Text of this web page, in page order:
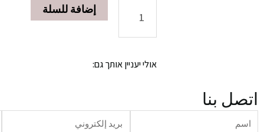
كريم
مل
إضافة للسلة
אולי יעניין אותך גם:
اتصل بنا
שם דוא"ל